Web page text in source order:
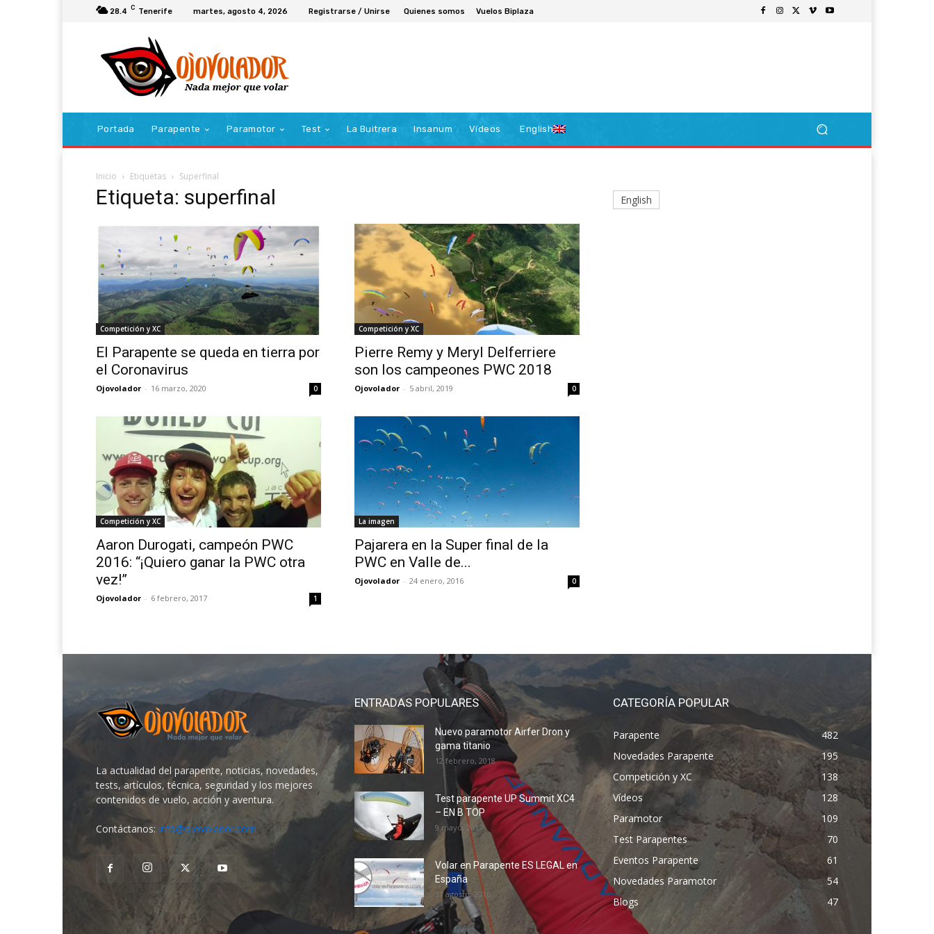
28.4 C Tenerife martes, agosto 4, 2026 Registrarse / Unirse Quienes somos Vuelos Biplaza
Portada Parapente Paramotor Test La Buitrera Insanum Vídeos English
Inicio Etiquetas Superfinal
Etiqueta: superfinal
Competición y XC
El Parapente se queda en tierra por
el Coronavirus
Ojovolador - 16 marzo, 2020 0
Competición y XC
Pierre Remy y Meryl Delferriere
son los campeones PWC 2018
Ojovolador - 5 abril, 2019 0
Competición y XC
Aaron Durogati, campeón PWC
2016: “¡Quiero ganar la PWC otra
vez!”
Ojovolador - 6 febrero, 2017 1
La imagen
Pajarera en la Super final de la
PWC en Valle de...
Ojovolador - 24 enero, 2016 0
English
La actualidad del parapente, noticias, novedades,
tests, artículos, técnica, seguridad y los mejores
contenidos de vuelo, acción y aventura.
Contáctanos: info@ojovolador.com
ENTRADAS POPULARES
Nuevo paramotor Airfer Dron y
gama titanio
12 febrero, 2018
Test parapente UP Summit XC4
– EN B TOP
9 mayo, 2017
Volar en Parapente ES LEGAL en
España
31 agosto, 2016
CATEGORÍA POPULAR
Parapente
482
Novedades Parapente
195
Competición y XC
138
Vídeos
128
Paramotor
109
Test Parapentes
70
Eventos Parapente
61
Novedades Paramotor
54
Blogs
47